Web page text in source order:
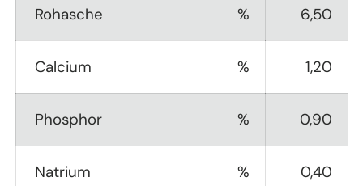
Rohasche % 6,50
Calcium % 1,20
Phosphor % 0,90
Natrium % 0,40